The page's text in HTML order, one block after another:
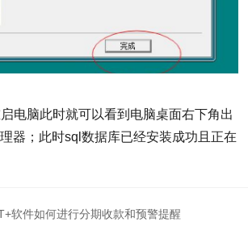
电脑此时就可以看到电脑桌面右下角出
器；此时sql数据库已经安装成功且正在
软件如何进行分期收款和预警提醒